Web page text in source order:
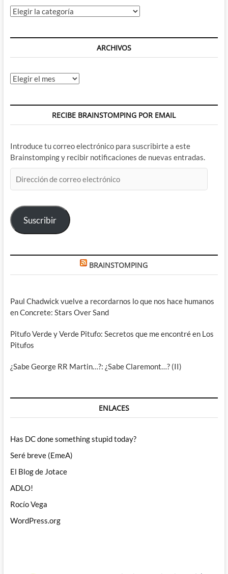
Categorías
ARCHIVOS
Archivos
RECIBE BRAINSTOMPING POR EMAIL
Introduce tu correo electrónico para suscribirte a este
Brainstomping y recibir notificaciones de nuevas entradas.
de
electrónico
Suscribir
BRAINSTOMPING
Paul Chadwick vuelve a recordarnos lo que nos hace humanos
en Concrete: Stars Over Sand
Pitufo Verde y Verde Pitufo: Secretos que me encontré en Los
Pitufos
¿Sabe George RR Martin…?: ¿Sabe Claremont…? (II)
ENLACES
Has DC done something stupid today?
Seré breve (EmeA)
El Blog de Jotace
ADLO!
Rocío Vega
WordPress.org